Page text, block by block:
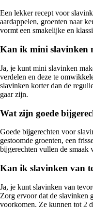
Een lekker recept voor
aardappelen, groenten naar
vormt een smakelijke en
Kan ik mini slavinken
Ja, je kunt mini slavinken
verdelen en deze te
slavinken korter dan de
gaar zijn.
Wat zijn goede
Goede bijgerechten voor
gestoomde groenten, een
bijgerechten vullen de smaak
Kan ik slavinken van
Ja, je kunt slavinken van
Zorg ervoor dat de slavinken
voorkomen. Ze kunnen tot 2